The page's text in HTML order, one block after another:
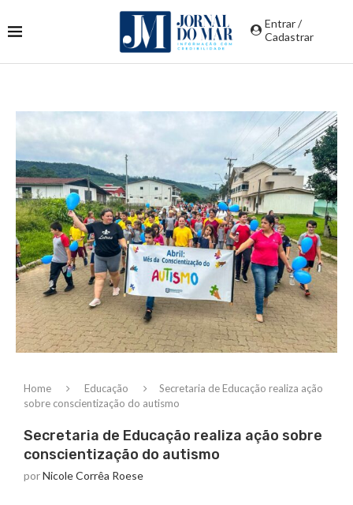
Entrar /
Cadastrar
Home Educação
Secretaria de Educação realiza ação
sobre conscientização do autismo
Secretaria de Educação realiza ação sobre
conscientização do autismo
porNicole Corrêa Roese